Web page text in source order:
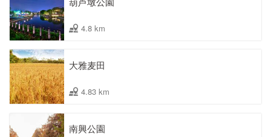
4.8 km
大雅麦田
4.83 km
南興公園